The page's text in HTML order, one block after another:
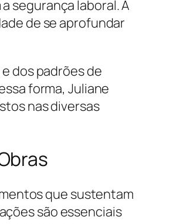
segurança laboral. A
de se aprofundar
dos padrões de
forma, Juliane
nas diversas
que sustentam
são essenciais